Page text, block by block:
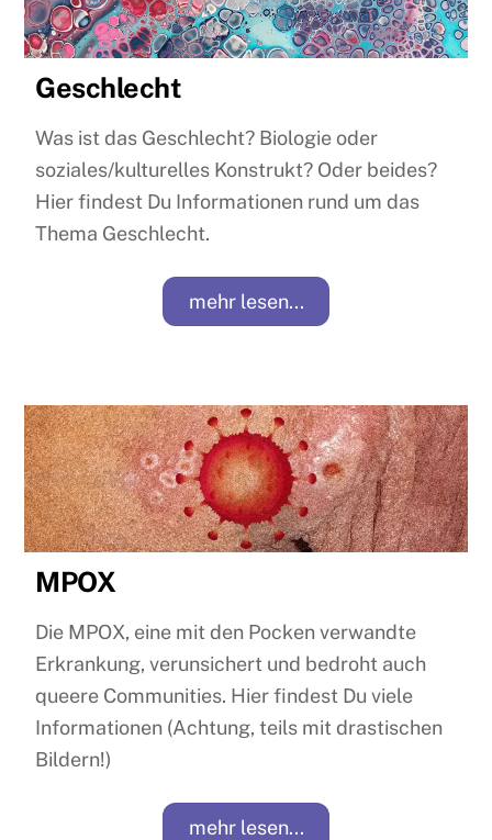
Geschlecht
Was ist das Geschlecht? Biologie oder
soziales/kulturelles Konstrukt? Oder beides?
Hier findest Du Informationen rund um das
Thema Geschlecht.
mehr lesen...
MPOX
Die MPOX, eine mit den Pocken verwandte
Erkrankung, verunsichert und bedroht auch
queere Communities. Hier findest Du viele
Informationen (Achtung, teils mit drastischen
Bildern!)
mehr lesen...